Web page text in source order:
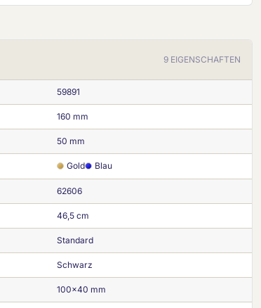
9 EIGENSCHAFTEN
59891
160 mm
50 mm
Gold Blau
62606
46,5 cm
Standard
Schwarz
100x40 mm